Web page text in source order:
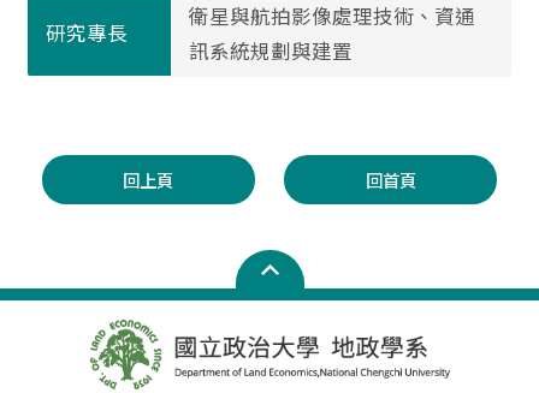
研究專長
衛星與航拍影像處理技術、資通
訊系統規劃與建置
回上頁 回首頁